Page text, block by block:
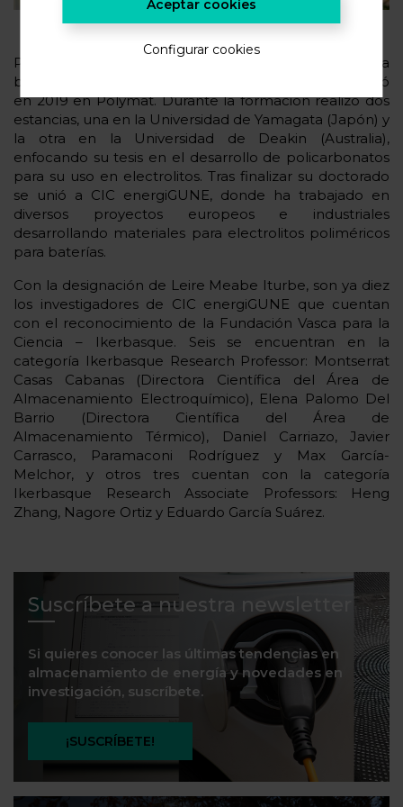
Para realizar su doctorado, Leire Meabe obtuvo la
beca de FPU del Ministerio de España, la cual finalizó
en 2019 en Polymat. Durante la formación realizó dos
estancias, una en la Universidad de Yamagata (Japón) y
la otra en la Universidad de Deakin (Australia),
enfocando su tesis en el desarrollo de policarbonatos
para su uso en electrolitos. Tras finalizar su doctorado
se unió a CIC energiGUNE, donde ha trabajado en
diversos proyectos europeos e industriales
desarrollando materiales para electrolitos poliméricos
para baterías.
Con la designación de Leire Meabe Iturbe, son ya diez
los investigadores de CIC energiGUNE que cuentan
con el reconocimiento de la Fundación Vasca para la
Ciencia – Ikerbasque. Seis se encuentran en la
categoría Ikerbasque Research Professor: Montserrat
Casas Cabanas (Directora Científica del Área de
Almacenamiento Electroquímico), Elena Palomo Del
Barrio (Directora Científica del Área de
Almacenamiento Térmico), Daniel Carriazo, Javier
Carrasco, Paramaconi Rodríguez y Max García-
Melchor, y otros tres cuentan con la categoría
Ikerbasque Research Associate Professors: Heng
Zhang, Nagore Ortiz y Eduardo García Suárez.
Suscríbete a nuestra newsletter
Si quieres conocer las últimas tendencias en
almacenamiento de energía y novedades en
investigación, suscríbete.
¡SUSCRÍBETE!
Aceptar cookies
Configurar cookies